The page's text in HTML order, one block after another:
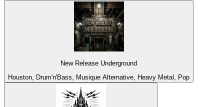
New Release Underground
Houston, Drum'n'Bass, Musique Alternative, Heavy Metal, Pop